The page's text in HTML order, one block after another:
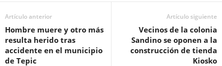
Artículo anterior
Hombre muere y otro más
resulta herido tras
accidente en el municipio
de Tepic
Artículo siguiente
Vecinos de la colonia
Sandino se oponen a la
construcción de tienda
Kiosko